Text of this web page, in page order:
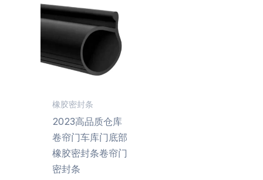
橡胶密封条
2023高品质仓库
卷帘门车库门底部
橡胶密封条卷帘门
密封条